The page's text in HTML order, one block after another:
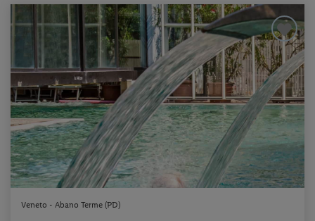
Veneto - Abano Terme (PD)